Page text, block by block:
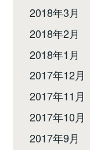
2018年3月
2018年2月
2018年1月
2017年12月
2017年11月
2017年10月
2017年9月